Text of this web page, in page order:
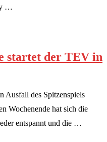
…
startet der TEV in
Ausfall des Spitzenspiels
Wochenende hat sich die
entspannt und die …